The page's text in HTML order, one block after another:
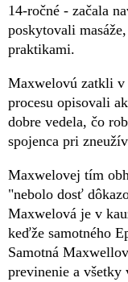
14-ročné - začala
poskytovali
praktikami.
Maxwelovú zatkli v
procesu opisovali
dobre vedela, čo
spojenca pri
Maxwelovej tím
"nebolo dosť
Maxwelová je v
keďže samotného
Samotná
previnenie a všetky